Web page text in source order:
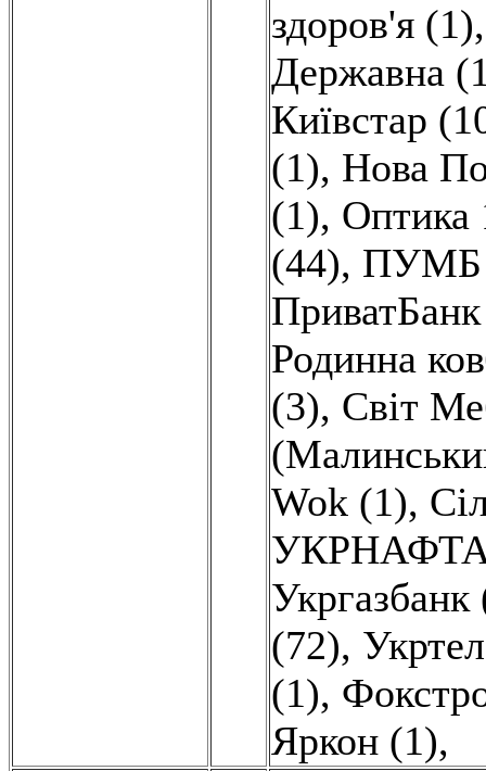
здоров'я (1)
Державна
Київстар
(1), Нова
(1), Оптика
(44), ПУМБ
Родинна
(3), Світ
Wok (1),
Укргазбанк
(72),
(1),
Яркон (1),